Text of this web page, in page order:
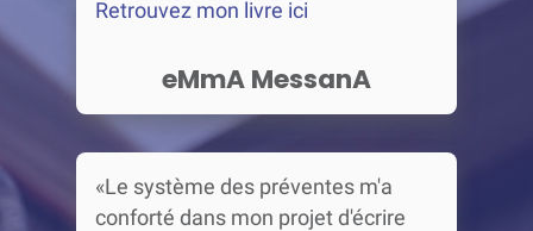
Retrouvez mon livre ici
eMmA MessanA
«Le système des préventes m'a
conforté dans mon projet d'écrire